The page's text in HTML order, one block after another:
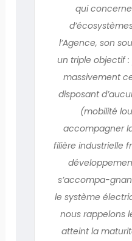
qui
l’Agence, son
un triple objectif
massivement
disposant
(mobilité
accompagner
filière industrielle
s’accompa-
le système
nous rappelons
atteint la